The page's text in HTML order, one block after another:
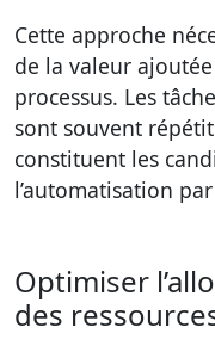
Cette approche
de la valeur
processus. Les
sont souvent
constituent les
l’automatisation par
Optimiser
des